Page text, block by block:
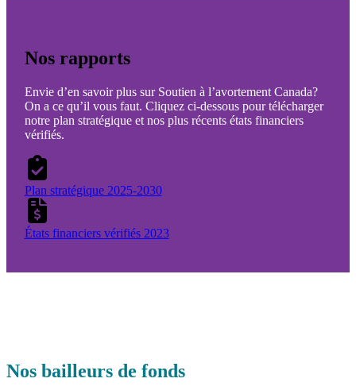
Nos rapports
Envie d’en savoir plus sur Soutien à l’avortement Canada?
On a ce qu’il vous faut. Cliquez ci-dessous pour télécharger
notre plan stratégique et nos plus récents états financiers
vérifiés.
Plan stratégique 2025-2030
États financiers vérifiés 2023
Nos bailleurs de fonds